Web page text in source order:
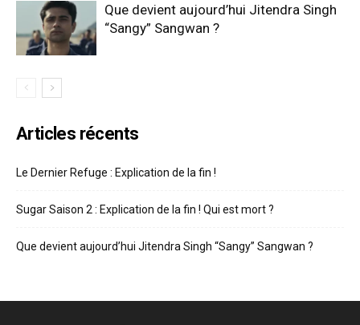
Que devient aujourd’hui Jitendra Singh
“Sangy” Sangwan ?
Articles récents
Le Dernier Refuge : Explication de la fin !
Sugar Saison 2 : Explication de la fin ! Qui est mort ?
Que devient aujourd’hui Jitendra Singh “Sangy” Sangwan ?